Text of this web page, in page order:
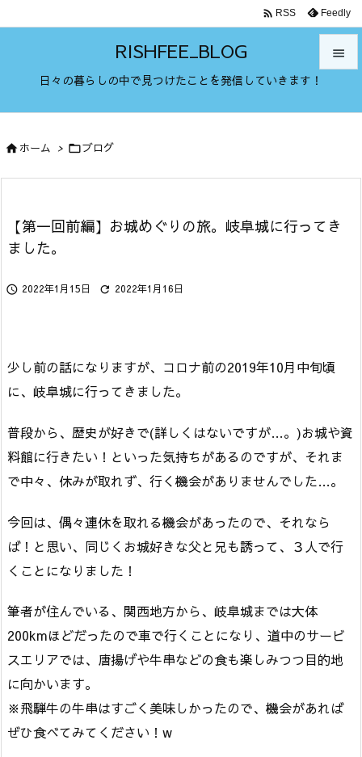
RISHFEE_BLOG
日々の暮らしの中で見つけたことを発信していきます！



 RSS Feedly
ホーム > ブログ
【第一回前編】お城めぐりの旅。岐阜城に行ってき
ました。
 2022年1月15日  2022年1月16日
少し前の話になりますが、コロナ前の2019年10月中旬頃
に、岐阜城に行ってきました。
普段から、歴史が好きで(詳しくはないですが…。)お城や資
料館に行きたい！といった気持ちがあるのですが、それま
で中々、休みが取れず、行く機会がありませんでした…。
今回は、偶々連休を取れる機会があったので、それなら
ば！と思い、同じくお城好きな父と兄も誘って、３人で行
くことになりました！
筆者が住んでいる、関西地方から、岐阜城までは大体
200kmほどだったので車で行くことになり、道中のサービ
スエリアでは、唐揚げや牛串などの食も楽しみつつ目的地
に向かいます。
※飛騨牛の牛串はすごく美味しかったので、機会があれば
ぜひ食べてみてください！w